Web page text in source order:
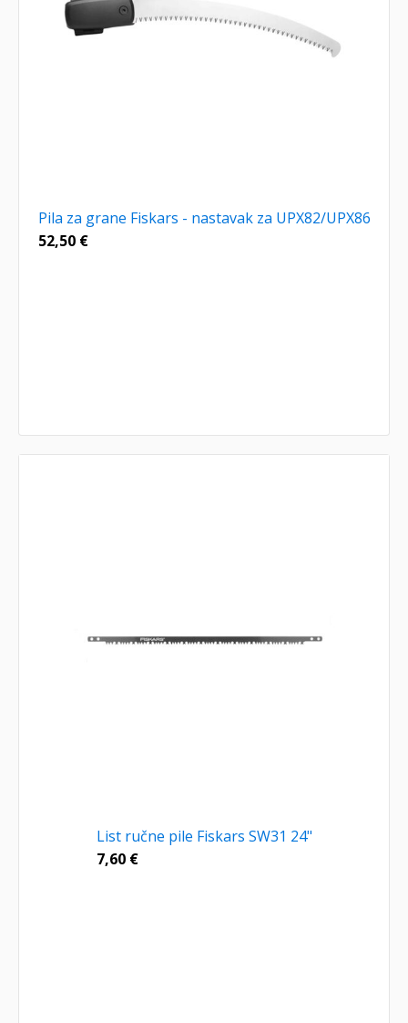
Pila za grane Fiskars - nastavak za UPX82/UPX86
52,50 €
List ručne pile Fiskars SW31 24"
7,60 €